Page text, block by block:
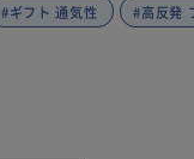
#ギフト 通気性 #高反発